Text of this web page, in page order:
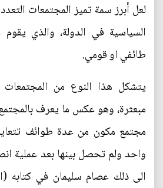
لعل أبرز سمة تميز المجتمعات
السياسية في الدولة، والذي
طائفي او قومي.
يتشكل هذا النوع من
مبعثرة، وهو عكس ما يعرف
مجتمع مكون من عدة طوائف
واحد ولم تحصل بينها بعد عملية
الى ذلك عصام سليمان في كتابه